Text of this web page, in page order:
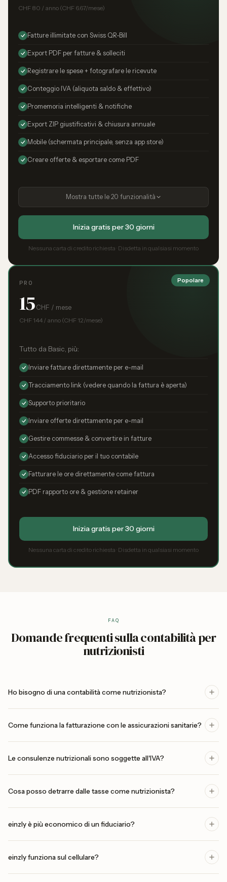
CHF 80 / anno (CHF 6.67/mese)
Fatture illimitate con Swiss QR-Bill
Export PDF per fatture & solleciti
Registrare le spese + fotografare le ricevute
Conteggio IVA (aliquota saldo & effettivo)
Promemoria intelligenti & notifiche
Export ZIP giustificativi & chiusura annuale
Mobile (schermata principale, senza app store)
Creare offerte & esportare come PDF
Mostra tutte le 20 funzionalità
Inizia gratis per 30 giorni
Nessuna carta di credito richiesta · Disdetta in qualsiasi momento
Popolare
PRO
15 CHF / mese
CHF 144 / anno (CHF 12/mese)
Tutto da Basic, più:
Inviare fatture direttamente per e-mail
Tracciamento link (vedere quando la fattura è aperta)
Supporto prioritario
Inviare offerte direttamente per e-mail
Gestire commesse & convertire in fatture
Accesso fiduciario per il tuo contabile
Fatturare le ore direttamente come fattura
PDF rapporto ore & gestione retainer
Inizia gratis per 30 giorni
Nessuna carta di credito richiesta · Disdetta in qualsiasi momento
FAQ
Domande frequenti sulla contabilità per
nutrizionisti
Ho bisogno di una contabilità come nutrizionista?
Come funziona la fatturazione con le assicurazioni sanitarie?
Le consulenze nutrizionali sono soggette all'IVA?
Cosa posso detrarre dalle tasse come nutrizionista?
einzly è più economico di un fiduciario?
einzly funziona sul cellulare?